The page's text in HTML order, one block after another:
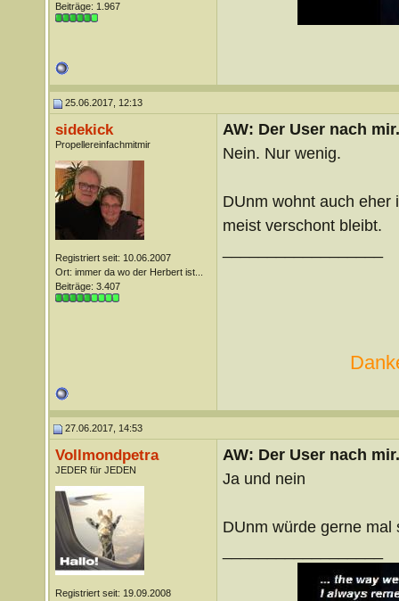
Beiträge: 1.967
25.06.2017, 12:13
sidekick
Propellereinfachmitmir
Registriert seit: 10.06.2007
Ort: immer da wo der Herbert ist...
Beiträge: 3.407
AW: Der User nach
Nein. Nur wenig.
DUnm wohnt auch eher
meist verschont bleibt.
27.06.2017, 14:53
Vollmondpetra
JEDER für JEDEN
Registriert seit: 19.09.2008
AW: Der User nach
Ja und nein
DUnm würde gerne